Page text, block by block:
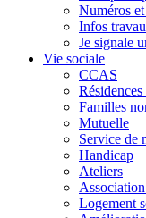
Numéros
Infos
Je signale
Vie sociale
CCAS
Résidences
Familles
Mutuelle
Service de
Handicap
Ateliers
Logement